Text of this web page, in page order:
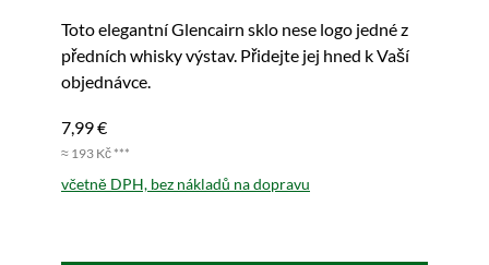
Toto elegantní Glencairn sklo nese logo jedné z
předních whisky výstav. Přidejte jej hned k Vaší
objednávce.
7,99 €
≈ 193 Kč ***
včetně DPH, bez nákladů na dopravu